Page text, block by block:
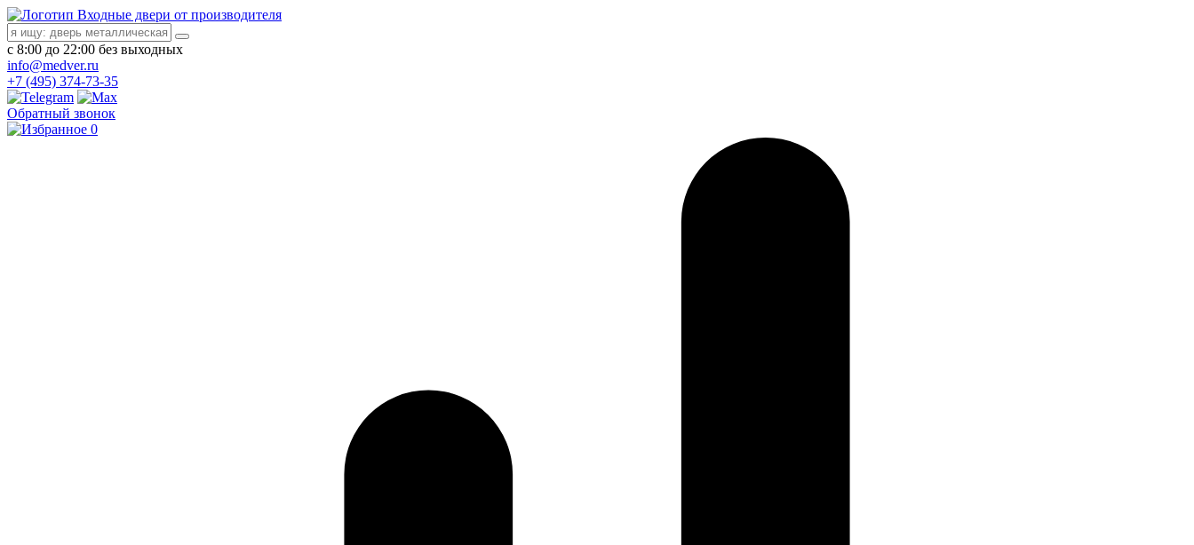
Входные двери от производителя
с 8:00 до 22:00 без выходных
info@medver.ru
+7 (495) 374-73-35
Обратный звонок
0